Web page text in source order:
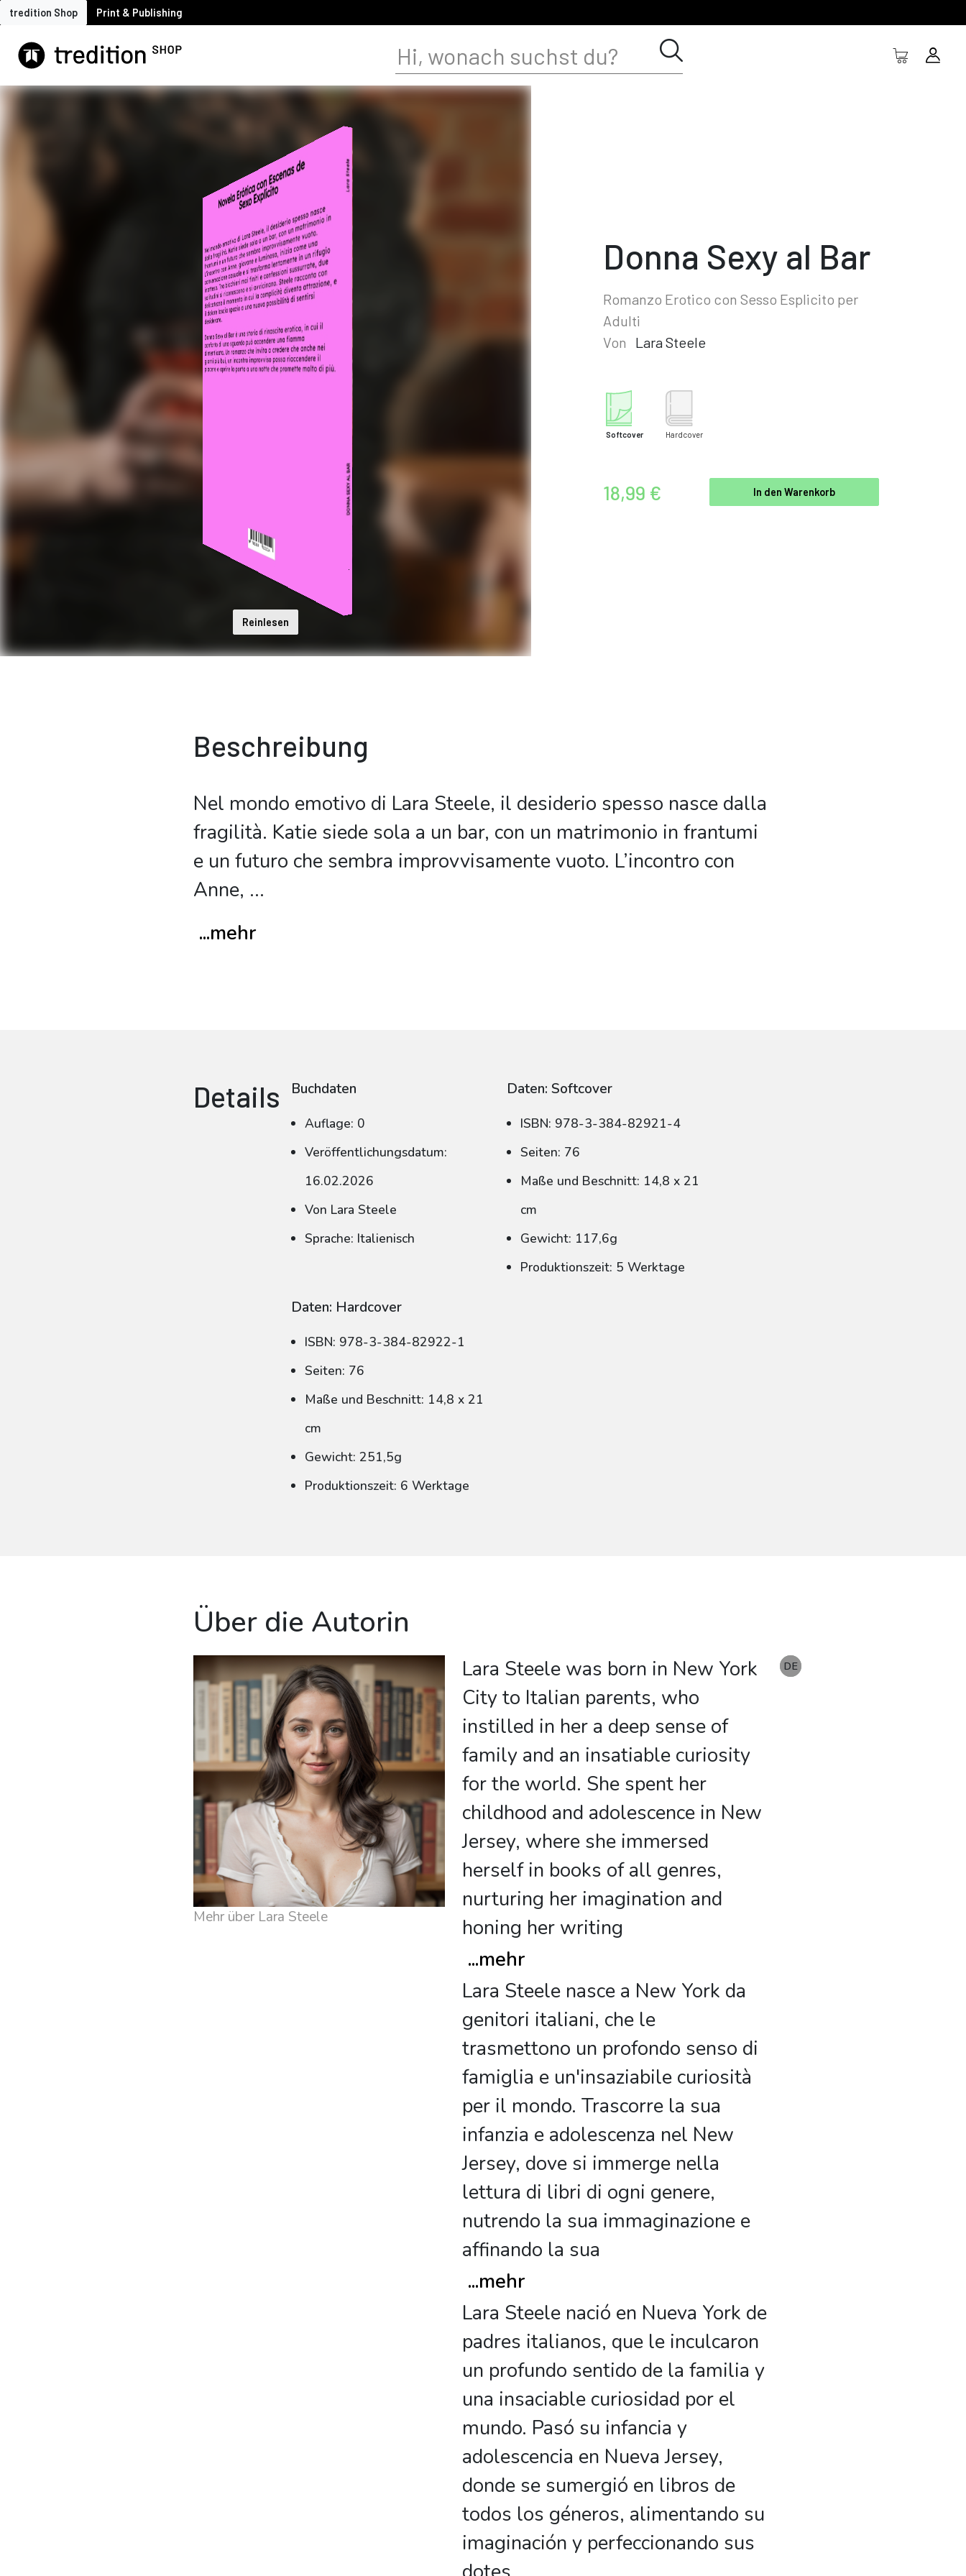
tredition Shop Print & Publishing
Reinlesen
Donna Sexy al Bar
Romanzo Erotico con Sesso Esplicito per
Adulti
Von
Lara Steele
Softcover Hardcover
18,99 € In den Warenkorb
Beschreibung
Nel mondo emotivo di Lara Steele, il desiderio spesso nasce dalla
fragilità. Katie siede sola a un bar, con un matrimonio in frantumi
e un futuro che sembra improvvisamente vuoto. L’incontro con
Anne, ...
...mehr
Details Buchdaten
Auflage: 0
Veröffentlichungsdatum:
16.02.2026
Von Lara Steele
Sprache: Italienisch
Daten: Softcover
ISBN: 978-3-384-82921-4
Seiten: 76
Maße und Beschnitt: 14,8 x 21
cm
Gewicht: 117,6g
Produktionszeit: 5 Werktage
Daten: Hardcover
ISBN: 978-3-384-82922-1
Seiten: 76
Maße und Beschnitt: 14,8 x 21
cm
Gewicht: 251,5g
Produktionszeit: 6 Werktage
Über die Autorin
Mehr über Lara Steele
Lara Steele was born in New York
City to Italian parents, who
instilled in her a deep sense of
family and an insatiable curiosity
for the world. She spent her
childhood and adolescence in New
Jersey, where she immersed
herself in books of all genres,
nurturing her imagination and
honing her writing
...mehr
Lara Steele nasce a New York da
genitori italiani, che le
trasmettono un profondo senso di
famiglia e un'insaziabile curiosità
per il mondo. Trascorre la sua
infanzia e adolescenza nel New
Jersey, dove si immerge nella
lettura di libri di ogni genere,
nutrendo la sua immaginazione e
affinando la sua
...mehr
Lara Steele nació en Nueva York de
padres italianos, que le inculcaron
un profundo sentido de la familia y
una insaciable curiosidad por el
mundo. Pasó su infancia y
adolescencia en Nueva Jersey,
donde se sumergió en libros de
todos los géneros, alimentando su
imaginación y perfeccionando sus
EN
DE
DE